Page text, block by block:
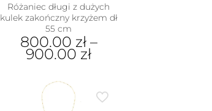
Różaniec długi z dużych
kulek zakończny krzyżem dł
55 cm
800.00 zł–
900.00 zł
produkt
wiele